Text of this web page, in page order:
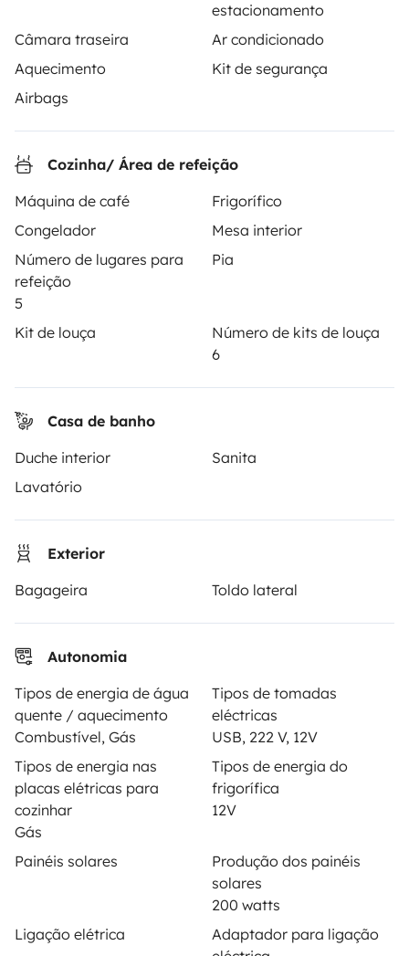
estacionamento
Câmara traseira
Ar condicionado
Aquecimento
Kit de segurança
Airbags
Cozinha/ Área de refeição
Máquina de café
Frigorífico
Congelador
Mesa interior
Número de lugares para
refeição
5
Pia
Kit de louça
Número de kits de louça
6
Casa de banho
Duche interior
Sanita
Lavatório
Exterior
Bagageira
Toldo lateral
Autonomia
Tipos de energia de água
quente / aquecimento
Combustível, Gás
Tipos de tomadas
eléctricas
USB, 222 V, 12V
Tipos de energia nas
placas elétricas para
cozinhar
Gás
Tipos de energia do
frigorífica
12V
Painéis solares
Produção dos painéis
solares
200 watts
Ligação elétrica
Adaptador para ligação
4.22/5 de 544 comentários de utilizadores no Trusted
Shops
Instagram
ALUGUER DE AUTOCARAVANAS
Como funciona?
Alugar uma autocaravana
Primeiros passos de autocaravana
PROPRIETÁRIOS
Criar um anúncio
Modos de pagamento seguros
Pagamento em prestações
Apple Store
Google Play
O blog Recrutamento CGU